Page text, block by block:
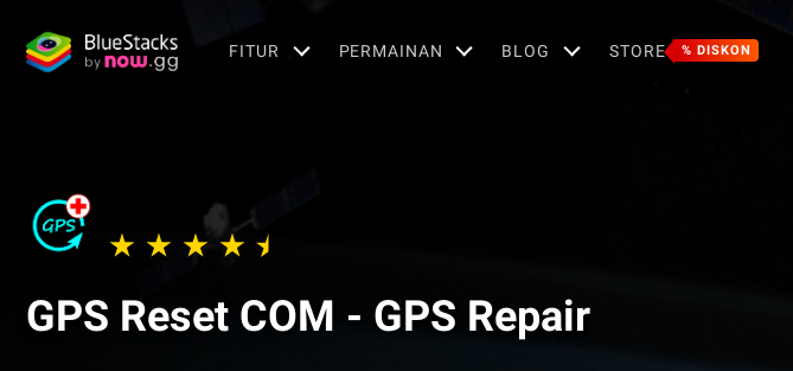
FITUR PERMAINAN BLOG STORE % DISKON
GPS Reset COM - GPS Repair